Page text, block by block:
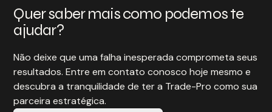
Quer saber mais como podemos te
ajudar?
Não deixe que uma falha inesperada comprometa seus
resultados. Entre em contato conosco hoje mesmo e
descubra a tranquilidade de ter a Trade-Pro como sua
parceira estratégica.